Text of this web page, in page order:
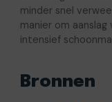
minder snel
manier om
intensief
Bronnen